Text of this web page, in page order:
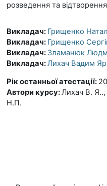
розведення та
Викладач: Грищенко
Викладач: Грищенко
Викладач: Зламанюк
Викладач:Лихач Вадим
Рік останньої атестації:
Автори курсу:Лихач В.
Н.П.